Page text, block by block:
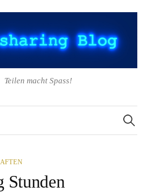
Teilen macht Spass!
nach:
Stunden